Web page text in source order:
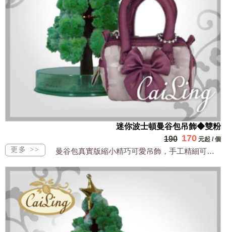
迷你波士頓曼谷包吊飾◆雙粉
190 170 元起 /個
曼谷包真實版縮小精巧可愛吊飾，手工精細可裝小物全台獨家販售